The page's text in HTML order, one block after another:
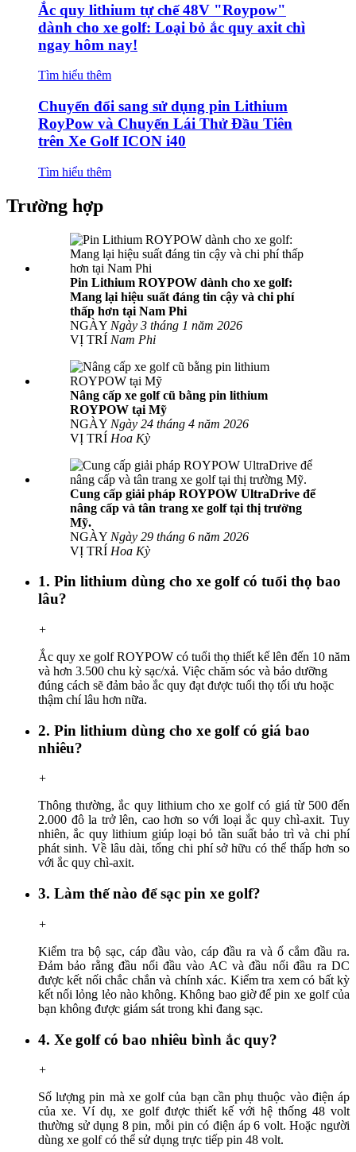
Ắc quy lithium tự chế 48V "Roypow"
dành cho xe golf: Loại bỏ ắc quy axit chì
ngay hôm nay!
Tìm hiểu thêm
Chuyển đổi sang sử dụng pin Lithium
RoyPow và Chuyến Lái Thử Đầu Tiên
trên Xe Golf ICON i40
Tìm hiểu thêm
Trường hợp
Pin Lithium ROYPOW dành cho xe golf:
Mang lại hiệu suất đáng tin cậy và chi phí
thấp hơn tại Nam Phi
NGÀY Ngày 3 tháng 1 năm 2026
VỊ TRÍ Nam Phi
Nâng cấp xe golf cũ bằng pin lithium
ROYPOW tại Mỹ
NGÀY Ngày 24 tháng 4 năm 2026
VỊ TRÍ Hoa Kỳ
Cung cấp giải pháp ROYPOW UltraDrive để
nâng cấp và tân trang xe golf tại thị trường
Mỹ.
NGÀY Ngày 29 tháng 6 năm 2026
VỊ TRÍ Hoa Kỳ
1. Pin lithium dùng cho xe golf có tuổi thọ bao
lâu?
+
Ắc quy xe golf ROYPOW có tuổi thọ thiết kế lên đến 10 năm
và hơn 3.500 chu kỳ sạc/xả. Việc chăm sóc và bảo dưỡng
đúng cách sẽ đảm bảo ắc quy đạt được tuổi thọ tối ưu hoặc
thậm chí lâu hơn nữa.
2. Pin lithium dùng cho xe golf có giá bao
nhiêu?
+
Thông thường, ắc quy lithium cho xe golf có giá từ 500 đến
2.000 đô la trở lên, cao hơn so với loại ắc quy chì-axit. Tuy
nhiên, ắc quy lithium giúp loại bỏ tần suất bảo trì và chi phí
phát sinh. Về lâu dài, tổng chi phí sở hữu có thể thấp hơn so
với ắc quy chì-axit.
3. Làm thế nào để sạc pin xe golf?
+
Kiểm tra bộ sạc, cáp đầu vào, cáp đầu ra và ổ cắm đầu ra.
Đảm bảo rằng đầu nối đầu vào AC và đầu nối đầu ra DC
được kết nối chắc chắn và chính xác. Kiểm tra xem có bất kỳ
kết nối lỏng lẻo nào không. Không bao giờ để pin xe golf của
bạn không được giám sát trong khi đang sạc.
4. Xe golf có bao nhiêu bình ắc quy?
+
Số lượng pin mà xe golf của bạn cần phụ thuộc vào điện áp
của xe. Ví dụ, xe golf được thiết kế với hệ thống 48 volt
thường sử dụng 8 pin, mỗi pin có điện áp 6 volt. Hoặc người
dùng xe golf có thể sử dụng trực tiếp pin 48 volt.